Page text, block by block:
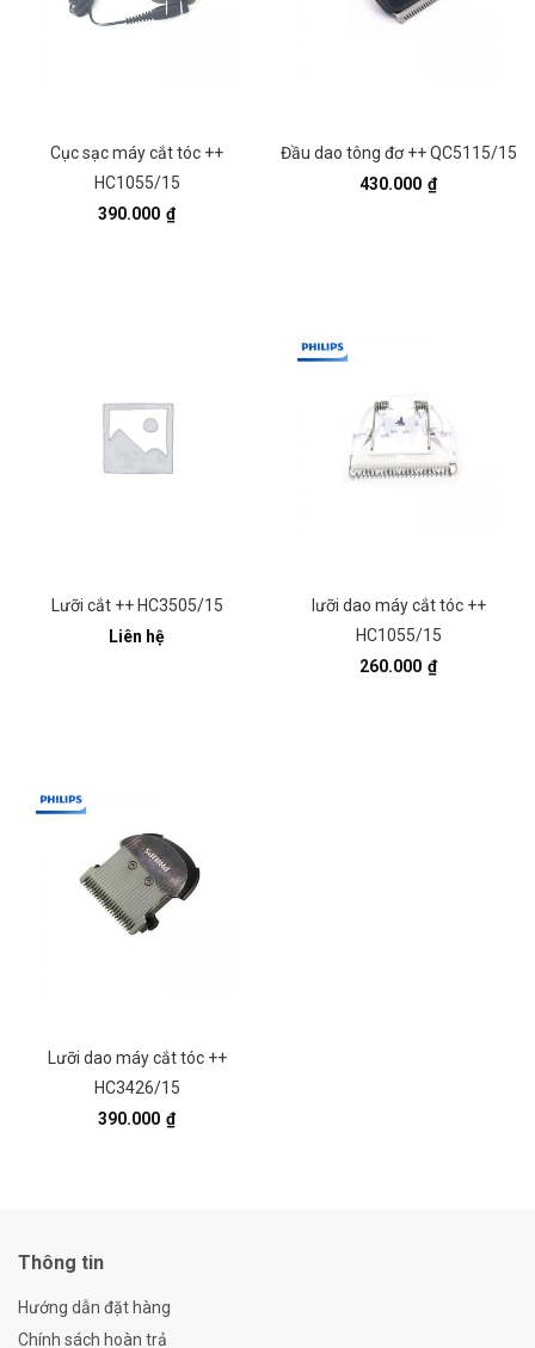
Cục sạc máy cắt tóc ++
HC1055/15
390.000 ₫
Đầu dao tông đơ ++ QC5115/15
430.000 ₫
Lưỡi cắt ++ HC3505/15
Liên hệ
lưỡi dao máy cắt tóc ++
HC1055/15
260.000 ₫
Lưỡi dao máy cắt tóc ++
HC3426/15
390.000 ₫
Thông tin
Hướng dẫn đặt hàng
Chính sách hoàn trả